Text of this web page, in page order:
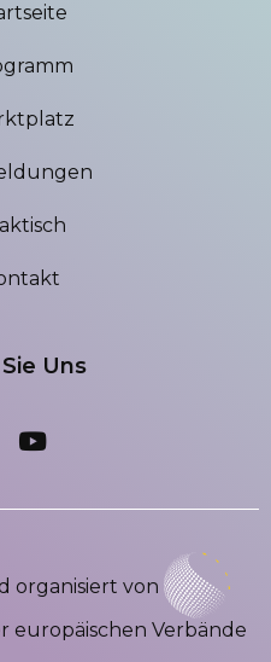
Uns
organisiert von
europäischen Verbände